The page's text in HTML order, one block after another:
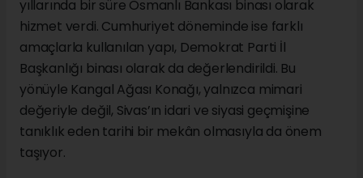
yıllarında bir süre Osmanlı Bankası binası olarak
hizmet verdi. Cumhuriyet döneminde ise farklı
amaçlarla kullanılan yapı, Demokrat Parti İl
Başkanlığı binası olarak da değerlendirildi. Bu
yönüyle Kangal Ağası Konağı, yalnızca mimari
değeriyle değil, Sivas’ın idari ve siyasi geçmişine
tanıklık eden tarihi bir mekân olmasıyla da önem
taşıyor.